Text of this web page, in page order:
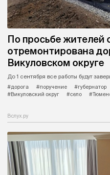
По просьбе жителей
отремонтирована
Викуловском округе
До 1 сентября все работы будут
#дорога
#поручение #губернатор
#Викуловский округ
#село
Вслух.ру